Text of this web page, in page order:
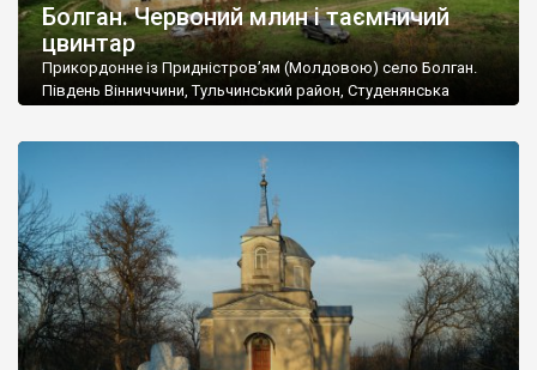
Болган. Червоний млин і таємничий
цвинтар
Прикордонне із Придністров’ям (Молдовою) село Болган.
Південь Вінниччини, Тульчинський район, Студенянська
старовинний цвинтар із кам’яними хрестами. Всі епітафії, які
збереглися, написані кирилицею, церковнослов’янською
мовою. За всіма традиційними ознаками – цвинтар
український. Хрести датуються 19 століттям. У 1924-1940
роках Болган […]